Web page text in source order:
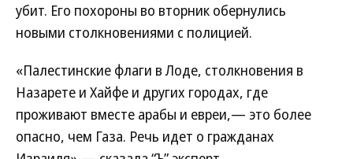
убит. Его похороны во вторник обернулись
новыми столкновениями с полицией.
«Палестинские флаги в Лоде, столкновения в
Назарете и Хайфе и других городах, где
проживают вместе арабы и евреи,— это более
опасно, чем Газа. Речь идет о гражданах